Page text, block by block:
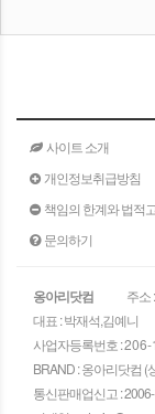
사이트 소개
개인정보취급방침
책임의 한계와 법적
문의하기
옹아리닷컴
주소
대표 : 박재석,김예니
사업자등록번호 :206-
BRAND : 옹아리닷컴 (
통신판매업신고 :